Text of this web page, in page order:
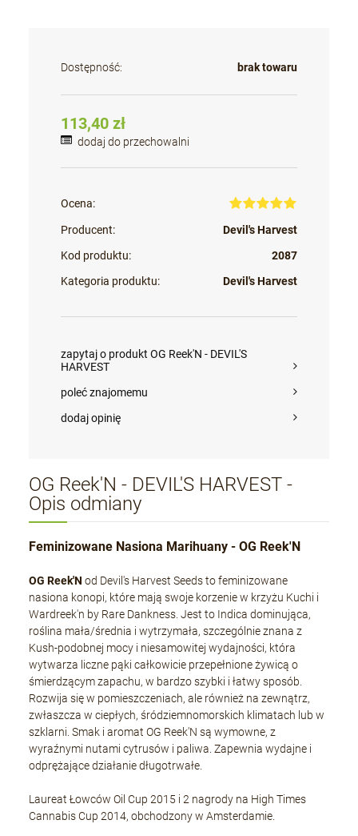
Dostępność: brak towaru
113,40 zł
dodaj do przechowalni
Ocena:
Producent:
Devil's Harvest
Kod produktu:
2087
Kategoria produktu:
Devil's Harvest
zapytaj o produkt OG Reek'N - DEVIL'S
HARVEST
poleć znajomemu
dodaj opinię
OG Reek'N - DEVIL'S HARVEST -
Opis odmiany
Feminizowane Nasiona Marihuany - OG Reek'N
OG Reek'N od Devil's Harvest Seeds to feminizowane
nasiona konopi, które mają swoje korzenie w krzyżu Kuchi i
Wardreek'n by Rare Dankness. Jest to Indica dominująca,
roślina mała/średnia i wytrzymała, szczególnie znana z
Kush-podobnej mocy i niesamowitej wydajności, która
wytwarza liczne pąki całkowicie przepełnione żywicą o
śmierdzącym zapachu, w bardzo szybki i łatwy sposób.
Rozwija się w pomieszczeniach, ale również na zewnątrz,
zwłaszcza w ciepłych, śródziemnomorskich klimatach lub w
szklarni. Smak i aromat OG Reek'N są wymowne, z
wyraźnymi nutami cytrusów i paliwa. Zapewnia wydajne i
odprężające działanie długotrwałe.
Laureat Łowców Oil Cup 2015 i 2 nagrody na High Times
Cannabis Cup 2014, obchodzony w Amsterdamie.